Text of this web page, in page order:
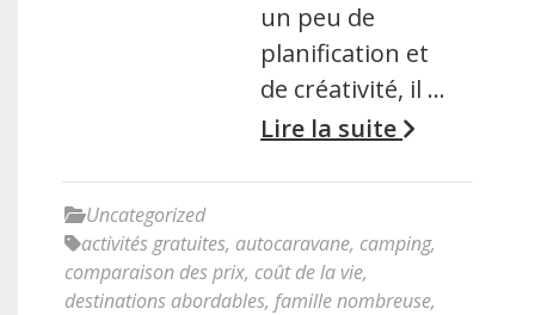
un peu de
planification et
de créativité, il …
Lire la suite
Uncategorized
activités gratuites, autocaravane, camping,
comparaison des prix, coût de la vie,
destinations abordables, famille nombreuse,